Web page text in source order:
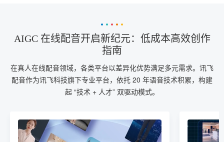
AIGC 在线配音开启新纪元：低成本高效创作
指南
在真人在线配音领域，各类平台以差异化优势满足多元需求。讯飞
配音作为讯飞科技旗下专业平台，依托 20 年语音技术积累，构建
起 “技术 + 人才” 双驱动模式。